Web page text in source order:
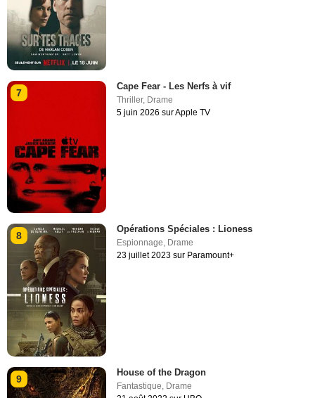
7
Cape Fear - Les Nerfs à vif
Thriller, Drame
5 juin 2026 sur Apple TV
8
Opérations Spéciales : Lioness
Espionnage, Drame
23 juillet 2023 sur Paramount+
9
House of the Dragon
Fantastique Drame